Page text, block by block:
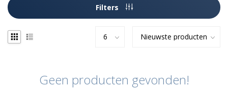
Filters
Geen producten gevonden!